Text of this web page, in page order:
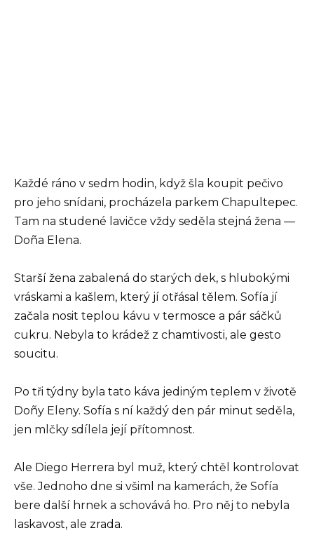
Každé ráno v sedm hodin, když šla koupit pečivo
pro jeho snídani, procházela parkem Chapultepec.
Tam na studené lavičce vždy seděla stejná žena —
Doña Elena.
Starší žena zabalená do starých dek, s hlubokými
vráskami a kašlem, který jí otřásal tělem. Sofía jí
začala nosit teplou kávu v termosce a pár sáčků
cukru. Nebyla to krádež z chamtivosti, ale gesto
soucitu.
Po tři týdny byla tato káva jediným teplem v životě
Doñy Eleny. Sofía s ní každý den pár minut seděla,
jen mlčky sdílela její přítomnost.
Ale Diego Herrera byl muž, který chtěl kontrolovat
vše. Jednoho dne si všiml na kamerách, že Sofía
bere další hrnek a schovává ho. Pro něj to nebyla
laskavost, ale zrada.